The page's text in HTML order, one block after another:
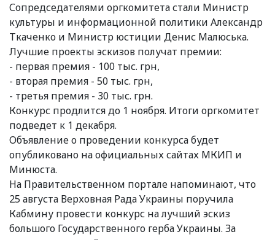
Сопредседателями оргкомитета стали Министр
культуры и информационной политики Александр
Ткаченко и Министр юстиции Денис Малюська.
Лучшие проекты эскизов получат премии:
- первая премия - 100 тыс. грн,
- вторая премия - 50 тыс. грн,
- третья премия - 30 тыс. грн.
Конкурс продлится до 1 ноября. Итоги оргкомитет
подведет к 1 декабря.
Объявление о проведении конкурса будет
опубликовано на официальных сайтах МКИП и
Минюста.
На Правительственном портале напоминают, что
25 августа Верховная Рада Украины поручила
Кабмину провести конкурс на лучший эскиз
большого Государственного герба Украины. За